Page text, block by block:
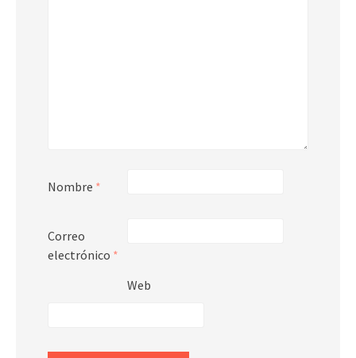
Nombre *
Correo
electrónico *
Web